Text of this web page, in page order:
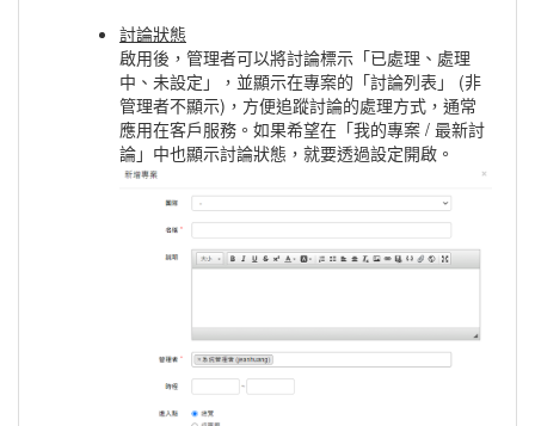
討論狀態
啟用後，管理者可以將討論標示「已處理、處理
中、未設定」，並顯示在專案的「討論列表」 (非
管理者不顯示)，方便追蹤討論的處理方式，通常
應用在客戶服務。如果希望在「我的專案 / 最新討
論」中也顯示討論狀態，就要透過設定開啟。